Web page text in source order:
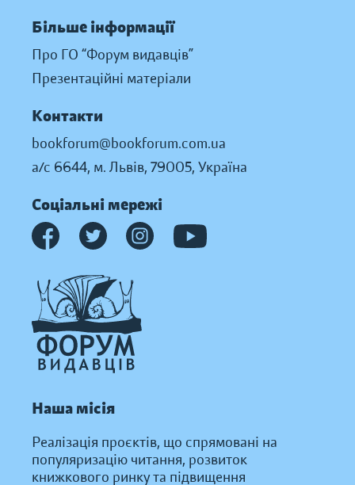
Більше інформації
Про ГО “Форум видавців”
Презентаційні матеріали
Контакти
bookforum@bookforum.com.ua
а/с 6644, м. Львів, 79005, Україна
Соціальні мережі
Наша місія
Реалізація проєктів, що спрямовані на
популяризацію читання, розвиток
книжкового ринку та підвищення